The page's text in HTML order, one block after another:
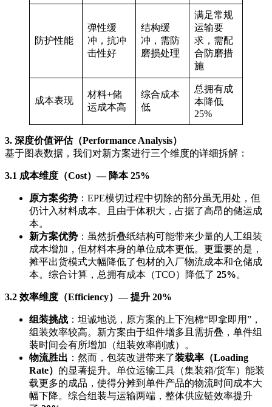
防护性能
弹性缓
冲，抗冲
击性好
结构缓
冲，需防
磨损处理
满足常规
运输要
求，需配
合防磨措
施
成本表现
材料+储
运成本高
综合成本
低
总拥有成
本降低
25%
3. 深度价值评估（Performance Analysis）
基于图表数据，我们对新方案进行三个维度的详细拆解：
3.1 成本维度（Cost）— 降本 25%
原方案劣势 ：EPE模切过程中切除的部分虽无用处，但
仍计入材料成本。且由于体积大，占据了高昂的储运成
本。
新方案优势 ：虽然折叠纸结构可能带来少量的人工组装
成本增加，但材料本身的单位成本更低。更重要的是，
摊平出货模式大幅降低了包材的入厂物流成本和仓储成
本。综合计算，总拥有成本（TCO）降低了 25%。
3.2 效率维度（Efficiency）— 提升 20%
组装挑战 ：坦诚地说，原方案的上下泡棉“即拿即用”，
组装效率较高。新方案由于组件增多且需折叠，单件组
装时间会有所增加（组装效率削减）。
物流胜出 ：然而，包装改进带来了装载率（Loading
Rate） 的显著提升。单位运输工具（集装箱/货车）能装
载更多的成品，使得分摊到单件产品的物流时间成本大
幅下降。综合组装与运输两端，整体供应链效率提升